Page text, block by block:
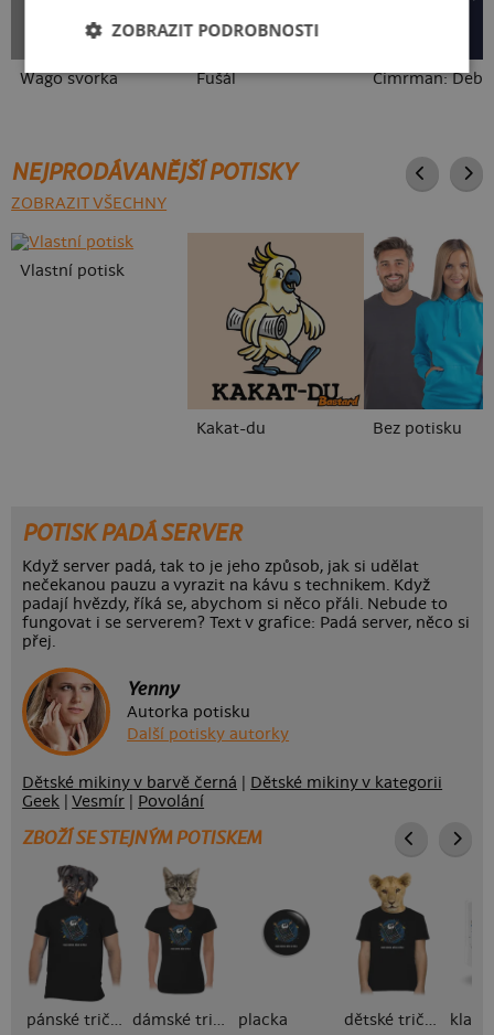
Wago svorka Fušál
NEJPRODÁVANĚJŠÍ POTISKY
ZOBRAZIT VŠECHNY
Vlastní potisk
Kakat-du Bez potisku
POTISK PADÁ SERVER
Když server padá, tak to je jeho způsob, jak si udělat
nečekanou pauzu a vyrazit na kávu s technikem. Když
padají hvězdy, říká se, abychom si něco přáli. Nebude to
fungovat i se serverem? Text v grafice: Padá server, něco si
přej.
Yenny
Autorka potisku
Další potisky autorky
Dětské mikiny v barvě černá
Dětské mikiny v kategorii
Geek |Vesmír Povolání
ZBOŽÍ SE STEJNÝM POTISKEM
pánské tričko dámské tričko placka dětské tričko
ZOBRAZIT PODROBNOSTI